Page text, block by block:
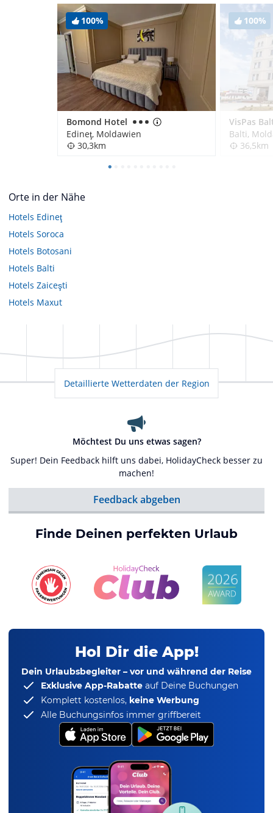
100%
Bomond Hotel
Edineţ, Moldawien
30,3km
100%
VisPas
Balti,
36,5km
Orte in der Nähe
Hotels Edineţ
Hotels Soroca
Hotels Botosani
Hotels Balti
Hotels Zaiceşti
Hotels Maxut
Detaillierte Wetterdaten der Region
Möchtest Du uns etwas sagen?
Super! Dein Feedback hilft uns dabei, HolidayCheck besser zu
machen!
Feedback abgeben
Finde Deinen perfekten Urlaub
Hol Dir die App!
Dein Urlaubsbegleiter – vor und während der Reise
Exklusive App-Rabatte auf Deine Buchungen
Komplett kostenlos, keine Werbung
Alle Buchungsinfos immer griffbereit